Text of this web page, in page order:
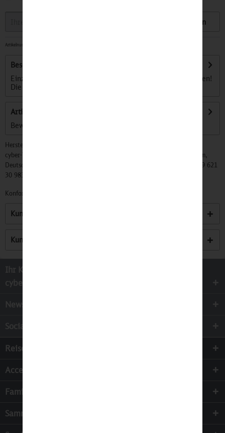
Speichern
Artikelnummer:
Beschreibung
Einzigartige Postkartenboxen zum Sammeln und verschenken!
Die 48 unterschiedlichen,...
Artikel bewerten
Bewertungen lesen, schreiben und diskutieren...
Hersteller:
cyber-Wear Heidelberg GmbH, Elsa-Brändström-Str. 4, 68229 Mannheim,
Deutschland, Info@mycybergroup.com, https://mycybergroup.com, +49 621
30 983 0
Konformitätserklärungen zu unseren Produkten finden Sie
Kunden kauften auch
Kunden haben sich ebenfalls angesehen
Ihr Kontakt zur
cyber-Wear Heidelberg GmbH
Newsletter
Socialmedia
Reisen
Accessoires
Familie & Kinder
Sammeln